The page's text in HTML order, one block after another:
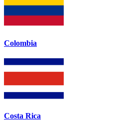
Colombia
Costa Rica